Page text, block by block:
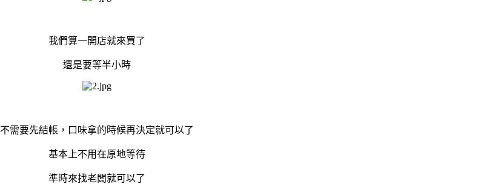
我們算一開店就來買了
還是要等半小時
不需要先結帳，口味拿的時候再決定就可以了
基本上不用在原地等待
準時來找老闆就可以了